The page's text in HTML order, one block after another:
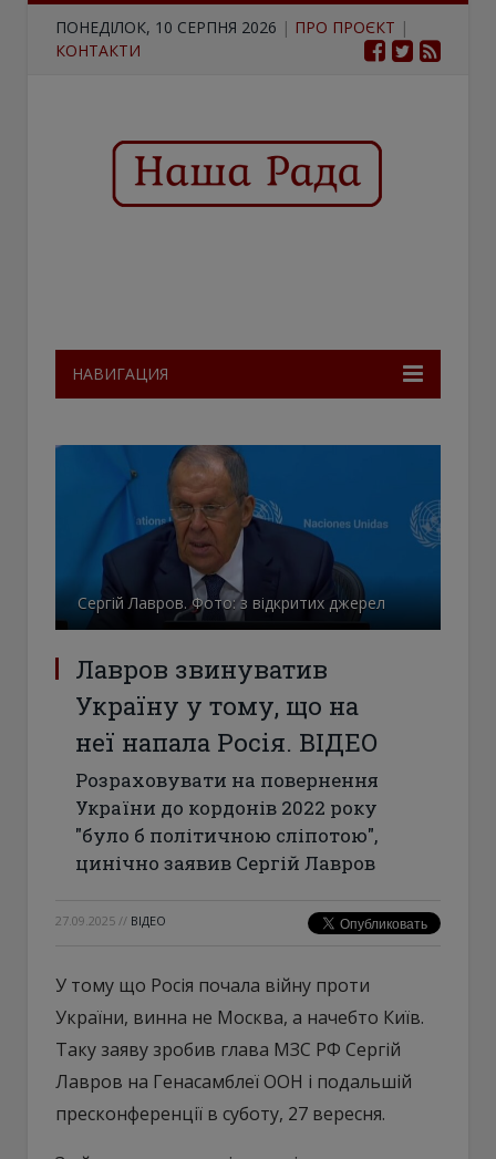
ПОНЕДІЛОК, 10 СЕРПНЯ 2026 | ПРО ПРОЄКТ |
КОНТАКТИ
НАВИГАЦИЯ
Сергій Лавров. Фото: з відкритих джерел
Лавров звинуватив
Україну у тому, що на
неї напала Росія. ВІДЕО
Розраховувати на повернення
України до кордонів 2022 року
"було б політичною сліпотою",
цинічно заявив Сергій Лавров
27.09.2025 // ВІДЕО
У тому що Росія почала війну проти
України, винна не Москва, а начебто Київ.
Таку заяву зробив глава МЗС РФ Сергій
Лавров на Генасамблеї ООН і подальшій
пресконференції в суботу, 27 вересня.